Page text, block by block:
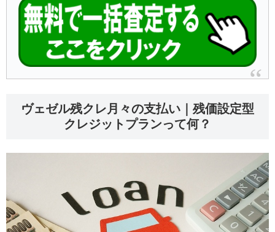
ヴェゼル残クレ月々の支払い｜残価設定型
クレジットプランって何？